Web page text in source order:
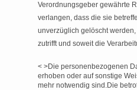
Verordnungsgeber gewährte
verlangen, dass die sie
unverzüglich gelöscht
zutrifft und soweit die
< >Die personenbezogenen
erhoben oder auf sonstige
mehr notwendig sind.Die